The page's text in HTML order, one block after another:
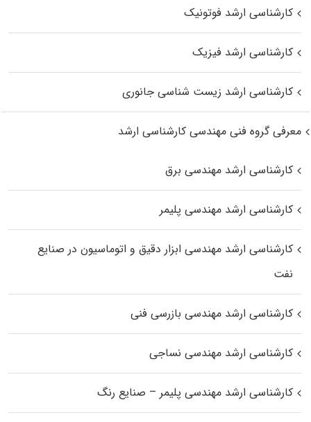
کارشناسی ارشد فوتونیک
کارشناسی ارشد فیزیک
کارشناسی ارشد زیست‌ شناسی جانوری
معرفی گروه فنی مهندسی کارشناسی ارشد
کارشناسی ارشد مهندسی برق
کارشناسی ارشد مهندسی پلیمر
کارشناسی ارشد مهندسی ابزار دقیق و اتوماسیون در صنایع
نفت
کارشناسی ارشد مهندسی بازرسی فنی
کارشناسی ارشد مهندسی نساجی
کارشناسی ارشد مهندسی پلیمر – صنایع رنگ